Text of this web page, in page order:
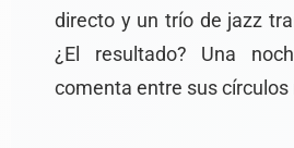
directo y un trío de jazz
¿El resultado? Una
comenta entre sus círculos